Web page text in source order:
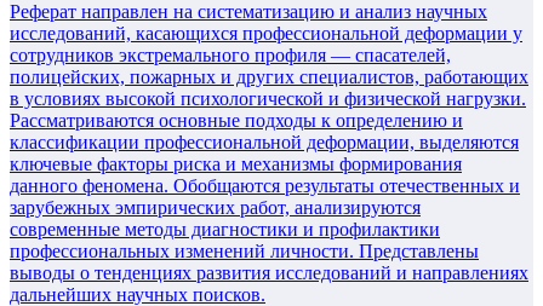
Реферат направлен на систематизацию и анализ научных
исследований, касающихся профессиональной деформации у
сотрудников экстремального профиля — спасателей,
полицейских, пожарных и других специалистов, работающих
в условиях высокой психологической и физической нагрузки.
Рассматриваются основные подходы к определению и
классификации профессиональной деформации, выделяются
ключевые факторы риска и механизмы формирования
данного феномена. Обобщаются результаты отечественных и
зарубежных эмпирических работ, анализируются
современные методы диагностики и профилактики
профессиональных изменений личности. Представлены
выводы о тенденциях развития исследований и направлениях
дальнейших научных поисков.